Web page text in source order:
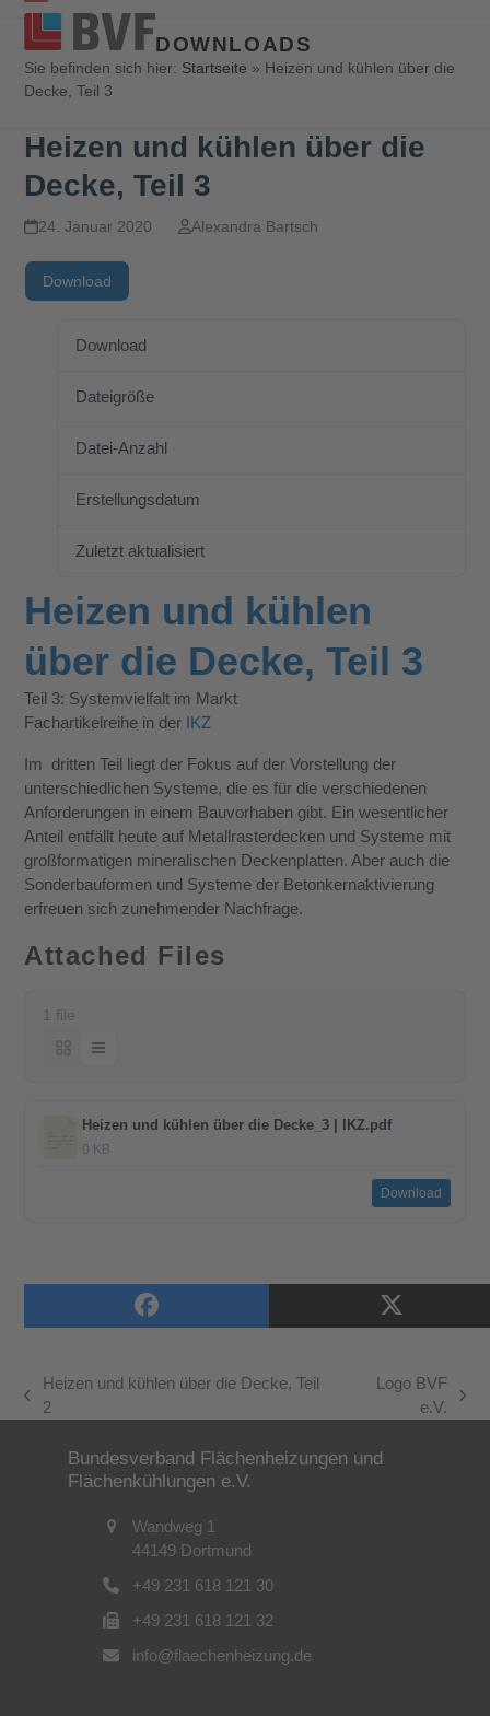
Open
mobile
menu
Close
mobile
menu
DOWNLOADS
Sie befinden sich hier: Startseite » Heizen und kühlen über die
Decke, Teil 3
Heizen und kühlen über die
Decke, Teil 3
24. Januar 2020 Alexandra Bartsch
Download
Download
Dateigröße
Datei-Anzahl
Erstellungsdatum
Zuletzt aktualisiert
Heizen und kühlen
über die Decke, Teil 3
Teil 3: Systemvielfalt im Markt
Fachartikelreihe in der IKZ
Im dritten Teil liegt der Fokus auf der Vorstellung der
unterschiedlichen Systeme, die es für die verschiedenen
Anforderungen in einem Bauvorhaben gibt. Ein wesentlicher
Anteil entfällt heute auf Metallrasterdecken und Systeme mit
großformatigen mineralischen Deckenplatten. Aber auch die
Sonderbauformen und Systeme der Betonkernaktivierung
erfreuen sich zunehmender Nachfrage.
Attached Files
1 file
Heizen und kühlen über die Decke_3 | IKZ.pdf
0 KB
Download
vorheriger
Heizen und kühlen über die Decke, Teil
2
Logo BVF
e.V.
Bundesverband Flächenheizungen und
Flächenkühlungen e.V.
Wandweg 1
44149 Dortmund
+49 231 618 121 30
+49 231 618 121 32
info@flaechenheizung.de